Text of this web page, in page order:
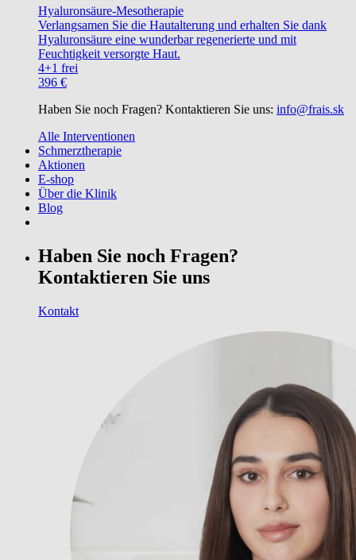
Hyaluronsäure-Mesotherapie
Verlangsamen Sie die Hautalterung und erhalten Sie dank
Hyaluronsäure eine wunderbar regenerierte und mit
Feuchtigkeit versorgte Haut.
4+1 frei
396 €
Haben Sie noch Fragen? Kontaktieren Sie uns: info@frais.sk
Alle Interventionen
Schmerztherapie
Aktionen
E-shop
Über die Klinik
Blog
Haben Sie noch Fragen?
Kontaktieren Sie uns
Kontakt